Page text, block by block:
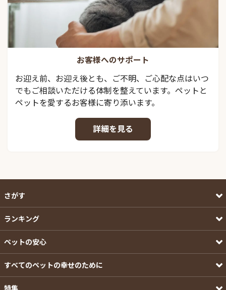
お客様へのサポート
お迎え前、お迎え後とも、ご不明、ご心配な点はいつ
でもご相談いただける体制を整えています。ペットと
ペットを愛するお客様に寄り添います。
詳細を見る
さがす
ランキング
ペットの安心
すべてのペットの幸せのために